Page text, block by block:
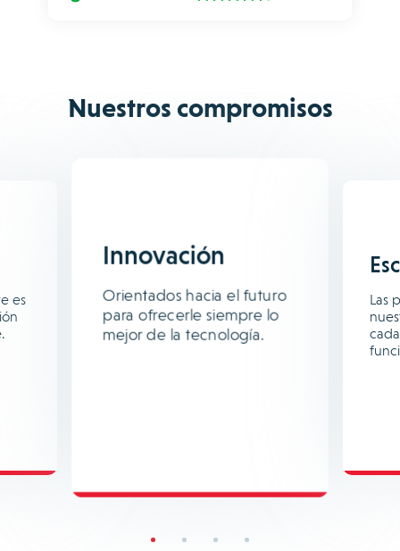
Nuestros compromisos
es
Innovación
Orientados hacia el futuro
para ofrecerle siempre lo
mejor de la tecnología.
Las